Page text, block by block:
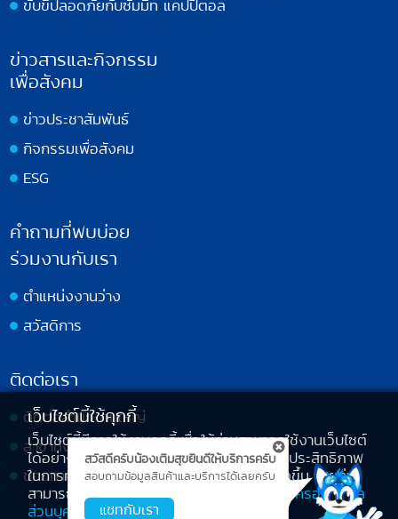
ขับขี่ปลอดภัยกับซัมมิท แคปปิตอล
ข่าวสารและกิจกรรม
เพื่อสังคม
ข่าวประชาสัมพันธ์
กิจกรรมเพื่อสังคม
ESG
คำถามที่พบบ่อย
ร่วมงานกับเรา
ตำแหน่งงานว่าง
สวัสดิการ
ติดต่อเรา
ติดต่อสำนักงานใหญ่
สาขาทั้งหมด
ช่องทางการร้องเรียน
เว็บไซต์นี้ใช้คุกกี้
เว็บไซต์นี้มีการใช้งานคุกกี้เพื่อให้ท่านสามารถใช้งานเว็บไซต์
ได้อย่างสะดวกและเพื่อช่วยปรับปรุงหรือเพิ่มประสิทธิภาพ
ในการทำงานหรือการให้บริการเว็บไซต์ได้ดียิ่งขึ้น โดยท่าน
สามารถศึกษารายละเอียดเพิ่มเติมได้ที่
การคุ้มครองข้อมูล
ส่วนบุคคล
สวัสดีครับน้องเติมสุขยินดีให้บริการครับ
สอบถามข้อมูลสินค้าและบริการได้เลยครับ
แชทกับเรา